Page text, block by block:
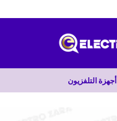
إلى
أجهزة التلفزيون